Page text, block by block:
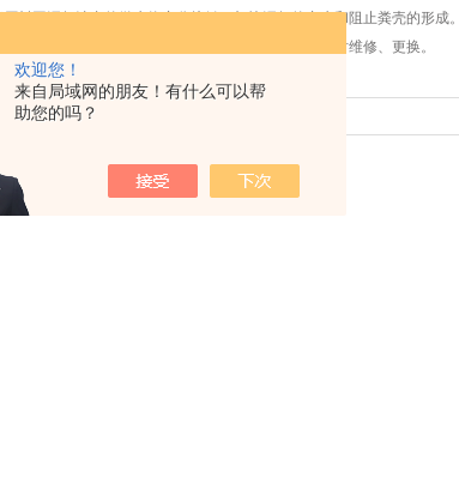
欢迎您！
来自局域网的朋友！有什么可以帮
助您的吗？
料同沼气池内的微生物充分接触，加快沼气的产生和阻止粪壳的形成。
道是否漏气，如发现接头松动、输气管断裂，应及时维修、更换。
体损耗